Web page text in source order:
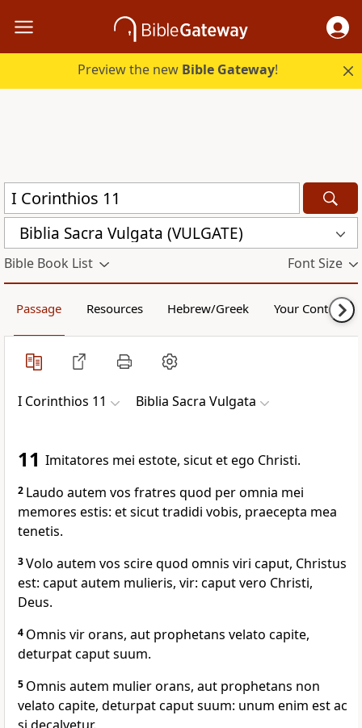
Preview the new Bible Gateway!
Biblia Sacra Vulgata (VULGATE)
Bible Book List Font Size
Passage Resources Hebrew/Greek Your Content
I Corinthios 11 Biblia Sacra Vulgata
11 Imitatores mei estote, sicut et ego Christi.
2 Laudo autem vos fratres quod per omnia mei
memores estis: et sicut tradidi vobis, praecepta mea
tenetis.
3Volo autem vos scire quod omnis viri caput, Christus
est: caput autem mulieris, vir: caput vero Christi,
Deus.
4 Omnis vir orans, aut prophetans velato capite,
deturpat caput suum.
5 Omnis autem mulier orans, aut prophetans non
velato capite, deturpat caput suum: unum enim est ac